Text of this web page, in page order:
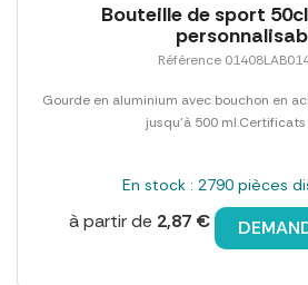
Bouteille de sport
Référence
Gourde en aluminium avec bouchon en
jusqu'à 500 ml.Certificats
En stock : 2790 pièces
à partir de 2,87 €